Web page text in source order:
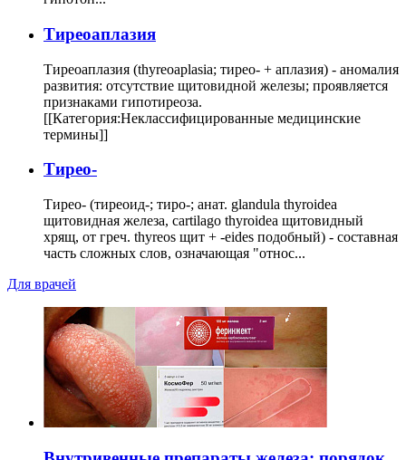
Тиреоаплазия
Тиреоаплазия (thyreoaplasia; тирео- + аплазия) - аномалия
развития: отсутствие щитовидной железы; проявляется
признаками гипотиреоза.
[[Категория:Неклассифицированные медицинские
термины]]
Тирео-
Тирео- (тиреоид-; тиро-; анат. glandula thyroidea
щитовидная железа, cartilago thyroidea щитовидный
хрящ, от греч. thyreos щит + -eides подобный) - составная
часть сложных слов, означающая "относ...
Для врачей